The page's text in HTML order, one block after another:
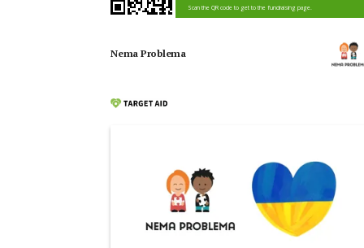
Scan the QR code to get to the fundraising page.
Nema Problema